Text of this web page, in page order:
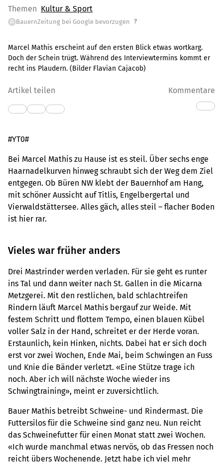
Themen Kultur & Sport
G BauernZeitung bei Google bevorzugen ?
Marcel Mathis erscheint auf den ersten Blick etwas wortkarg.
Doch der Schein trügt. Während des Interviewtermins kommt er
recht ins Plaudern. (Bilder Flavian Cajacob)
Artikel teilen Kommentare
#YT0#
Bei Marcel Mathis zu Hause ist es steil. Über sechs enge
Haarnadelkurven hinweg schraubt sich der Weg dem Ziel
entgegen. Ob Büren NW klebt der Bauernhof am Hang,
mit schöner Aussicht auf Titlis, Engelbergertal und
Vierwaldstättersee. Alles gäch, alles steil – flacher Boden
ist hier rar.
Vieles war früher anders
Drei Mastrinder werden verladen. Für sie geht es runter
ins Tal und dann weiter nach St. Gallen in die Micarna
Metzgerei. Mit den restlichen, bald schlachtreifen
Rindern läuft Marcel Mathis bergauf zur Weide. Mit
festem Schritt und flottem Tempo, einen blauen Kübel
voller Salz in der Hand, schreitet er der Herde voran.
Erstaunlich, kein Hinken, nichts. Dabei hat er sich doch
erst vor zwei Wochen, Ende Mai, beim Schwingen an Fuss
und Knie die Bänder verletzt. «Eine Stütze trage ich
noch. Aber ich will nächste Woche wieder ins
Schwingtraining», meint er zuversichtlich.
Bauer Mathis betreibt Schweine- und Rindermast. Die
Futtersilos für die Schweine sind ganz neu. Nun reicht
das Schweinefutter für einen Monat statt zwei Wochen.
«Ich wurde manchmal etwas nervös, ob das Fressen noch
reicht übers Wochenende. Jetzt habe ich viel mehr